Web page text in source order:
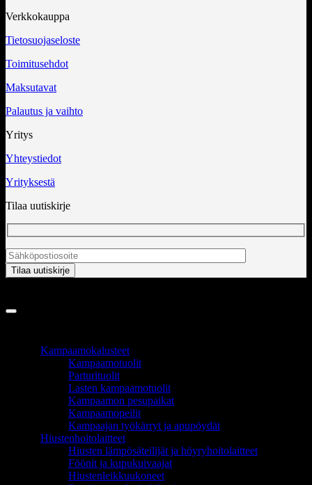
Verkkokauppa
Tietosuojaseloste
Toimitusehdot
Maksutavat
Palautus ja vaihto
Yritys
Yhteystiedot
Yrityksestä
Tilaa uutiskirje
Kampaamokalusteet
Kampaamotuolit
Parturituolit
Lasten kampaamotuolit
Kampaamon pesupaikat
Kampaamopeilit
Kampaajan työkärryt ja apupöydät
Hiustenhoitolaitteet
Hiusten lämpösäteilijät ja höyryhoitolaitteet
Föönit ja kupukuivaajat
Hiustenleikkuukoneet